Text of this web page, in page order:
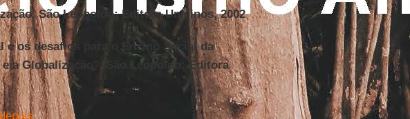
São Leopoldo: Editora Unisinos, 2002
e os desafios para o Ensino Social da
e a Globalização". São Leopoldo: Editora